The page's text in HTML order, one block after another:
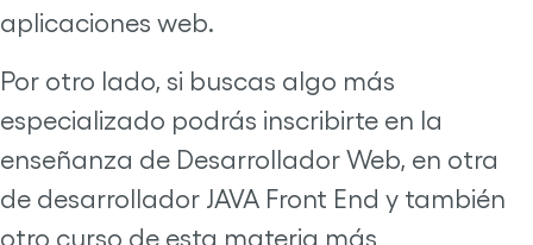
aplicaciones web.
Por otro lado, si buscas algo más
especializado podrás inscribirte en la
enseñanza de Desarrollador Web, en otra
de desarrollador JAVA Front End y también
otro curso de esta materia más